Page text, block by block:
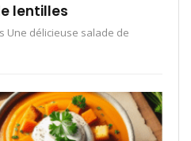
lentilles
Une délicieuse salade de